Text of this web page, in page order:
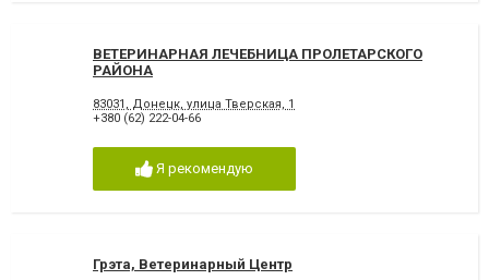
ВЕТЕРИНАРНАЯ ЛЕЧЕБНИЦА ПРОЛЕТАРСКОГО
РАЙОНА
83031, Донецк, улица Тверская, 1
+380 (62) 222-04-66
Я рекомендую
Грэта, Ветеринарный Центр